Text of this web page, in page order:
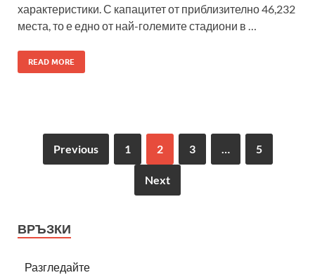
характеристики. С капацитет от приблизително 46,232
места, то е едно от най-големите стадиони в …
READ MORE
Previous 1 2 3 … 5
Next
ВРЪЗКИ
Разгледайте